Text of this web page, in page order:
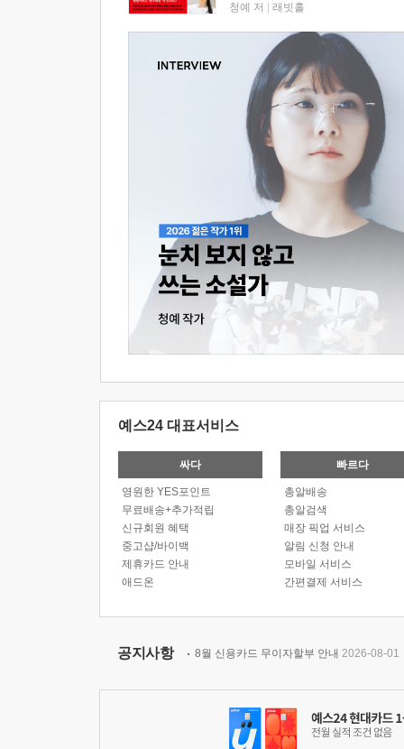
청예 저 래빗홀
예스24 대표서비스
싸다
영원한 YES포인트
무료배송+추가적립
신규회원 혜택
중고샵/바이백
제휴카드 안내
애드온
빠르다
총알배송
총알검색
매장 픽업 서비스
알림 신청 안내
모바일 서비스
간편결제 서비스
공지사항 8월 신용카드 무이자할부 안내 2026-08-01